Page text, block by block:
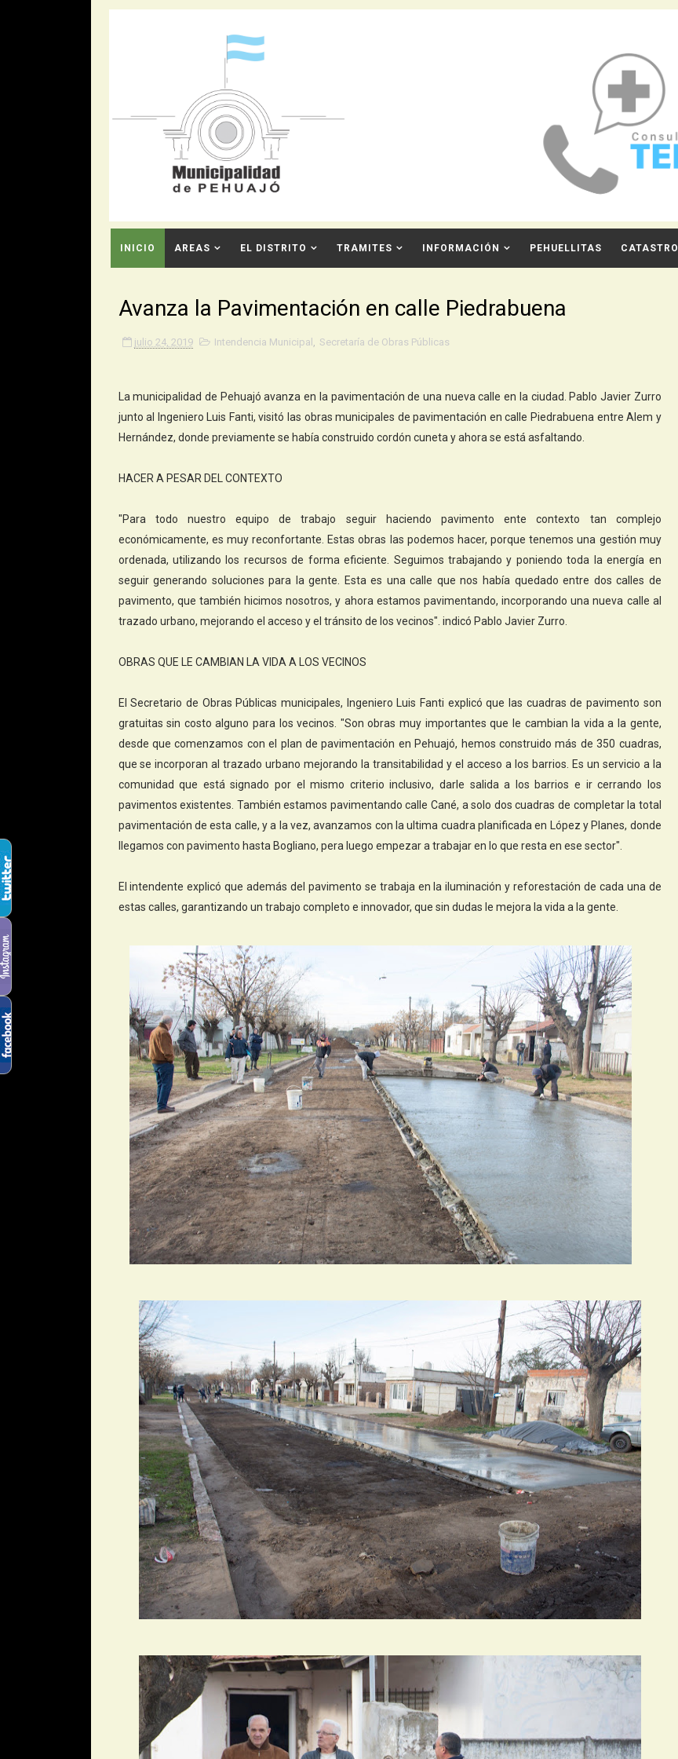
INICIO AREAS EL DISTRITO TRAMITES INFORMACIÓN PEHUELLITAS CATASTRO
Avanza la Pavimentación en calle Piedrabuena
julio 24, 2019 Intendencia Municipal , Secretaría de Obras Públicas
La municipalidad de Pehuajó avanza en la pavimentación de una nueva calle en la ciudad. Pablo Javier Zurro
junto al Ingeniero Luis Fanti, visitó las obras municipales de pavimentación en calle Piedrabuena entre Alem y
Hernández, donde previamente se había construido cordón cuneta y ahora se está asfaltando.
HACER A PESAR DEL CONTEXTO
"Para todo nuestro equipo de trabajo seguir haciendo pavimento ente contexto tan complejo
económicamente, es muy reconfortante. Estas obras las podemos hacer, porque tenemos una gestión muy
ordenada, utilizando los recursos de forma eficiente. Seguimos trabajando y poniendo toda la energía en
seguir generando soluciones para la gente. Esta es una calle que nos había quedado entre dos calles de
pavimento, que también hicimos nosotros, y ahora estamos pavimentando, incorporando una nueva calle al
trazado urbano, mejorando el acceso y el tránsito de los vecinos". indicó Pablo Javier Zurro.
OBRAS QUE LE CAMBIAN LA VIDA A LOS VECINOS
El Secretario de Obras Públicas municipales, Ingeniero Luis Fanti explicó que las cuadras de pavimento son
gratuitas sin costo alguno para los vecinos. "Son obras muy importantes que le cambian la vida a la gente,
desde que comenzamos con el plan de pavimentación en Pehuajó, hemos construido más de 350 cuadras,
que se incorporan al trazado urbano mejorando la transitabilidad y el acceso a los barrios. Es un servicio a la
comunidad que está signado por el mismo criterio inclusivo, darle salida a los barrios e ir cerrando los
pavimentos existentes. También estamos pavimentando calle Cané, a solo dos cuadras de completar la total
pavimentación de esta calle, y a la vez, avanzamos con la ultima cuadra planificada en López y Planes, donde
llegamos con pavimento hasta Bogliano, pera luego empezar a trabajar en lo que resta en ese sector".
El intendente explicó que además del pavimento se trabaja en la iluminación y reforestación de cada una de
estas calles, garantizando un trabajo completo e innovador, que sin dudas le mejora la vida a la gente.